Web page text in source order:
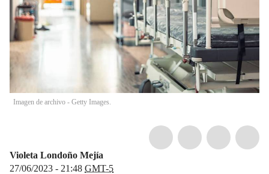
Imagen de archivo - Getty Images.
Violeta Londoño Mejía
27/06/2023 - 21:48 GMT-5